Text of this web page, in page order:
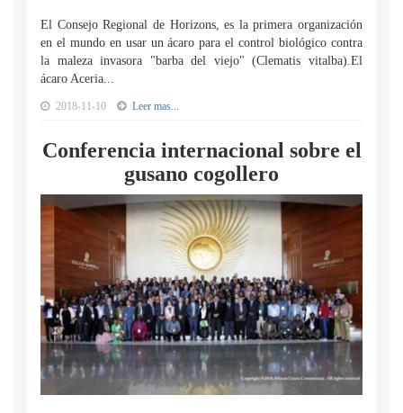
El Consejo Regional de Horizons, es la primera organización
en el mundo en usar un ácaro para el control biológico contra
la maleza invasora "barba del viejo" (Clematis vitalba).El
ácaro Aceria...
2018-11-10 Leer mas...
Conferencia internacional sobre el
gusano cogollero